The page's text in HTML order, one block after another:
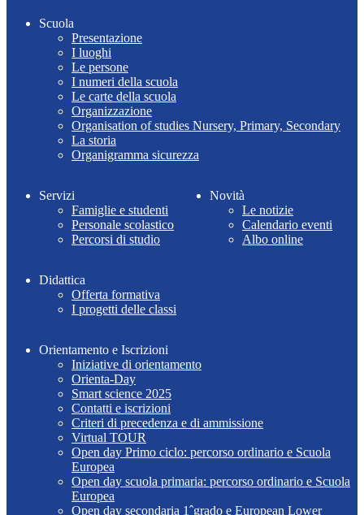
Scuola
Presentazione
I luoghi
Le persone
I numeri della scuola
Le carte della scuola
Organizzazione
Organisation of studies Nursery, Primary, Secondary
La storia
Organigramma sicurezza
Servizi
Famiglie e studenti
Personale scolastico
Percorsi di studio
Novità
Le notizie
Calendario eventi
Albo online
Didattica
Offerta formativa
I progetti delle classi
Orientamento e Iscrizioni
Iniziative di orientamento
Orienta-Day
Smart science 2025
Contatti e iscrizioni
Criteri di precedenza e di ammissione
Virtual TOUR
Open day Primo ciclo: percorso ordinario e Scuola
Europea
Open day scuola primaria: percorso ordinario e Scuola
Europea
Open day secondaria 1ˆgrado e European Lower